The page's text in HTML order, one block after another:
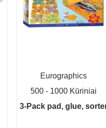
Eurographics
500 - 1000 Kūriniai
3-Pack pad, glue,